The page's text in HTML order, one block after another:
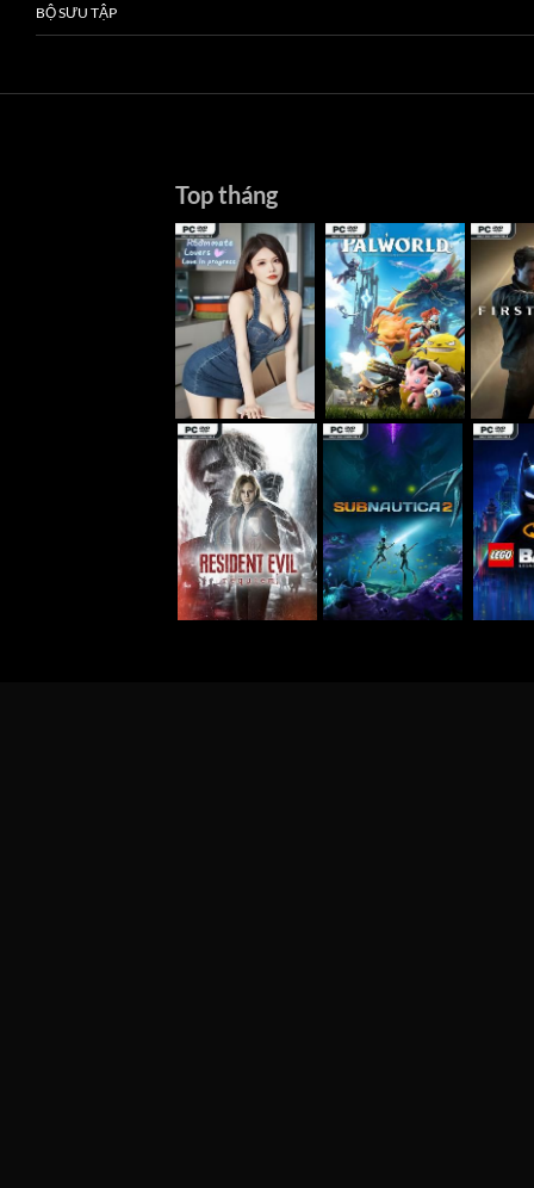
BỘ SƯU TẬP
Top tháng